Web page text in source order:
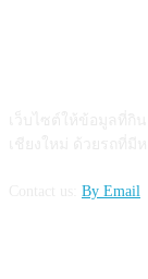
By Email